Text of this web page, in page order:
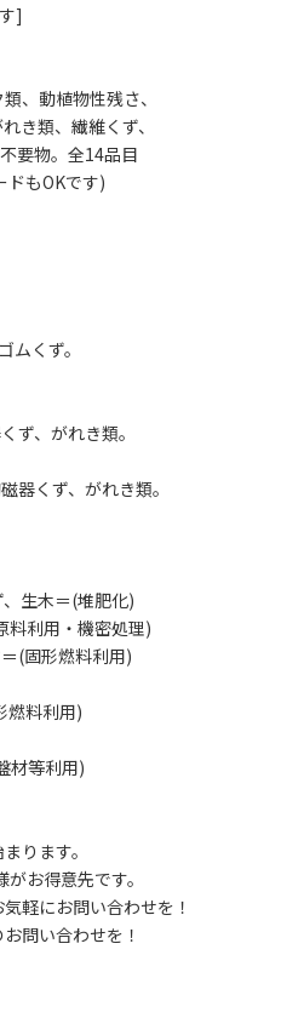
]
、動植物性残さ、
き類、繊維くず、
要物。全14品目
ドもOKです)
くず。
、がれき類。
くず、がれき類。
生木＝(堆肥化)
料利用・機密処理)
(固形燃料利用)
燃料利用)
材等利用)
ります。
お得意先です。
軽にお問い合わせを！
問い合わせを！